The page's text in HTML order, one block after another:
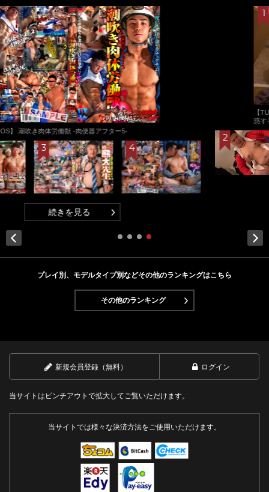
【EROS】 社会人ラグビー乱交
続きを見る
プレイ別、モデルタイプ別などその他のランキングはこちら
その他のランキング
新規会員登録（無料） ログイン
当サイトはピンチアウトで拡大してご覧いただけます。
当サイトでは様々な決済方法をご使用いただけます。